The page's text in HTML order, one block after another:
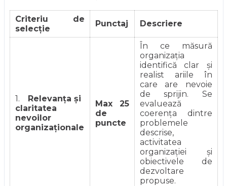
Criteriu de
selecție
Punctaj Descriere
1. Relevanța și
claritatea
nevoilor
organizaționale
Max 25
de
puncte
În ce măsură
organizația
identifică clar și
realist ariile în
care are nevoie
de sprijin. Se
evaluează
coerența dintre
problemele
descrise,
activitatea
organizației și
obiectivele de
dezvoltare
propuse.